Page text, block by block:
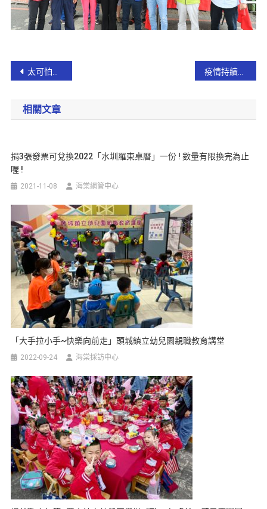
​太可怕了，火車上竟然有蛇 !
相關文章
捐3張發票可兌換2022「水圳羅東桌曆」一份 ! 數量有限換完為止
喔 !
2021-11-08 海棠網管中心
「大手拉小手~快樂向前走」頭城鎮立幼兒園親職教育講堂
2022-09-24 海棠採訪中心